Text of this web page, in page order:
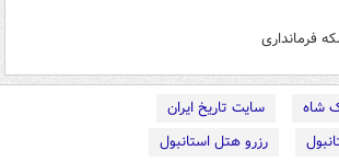
شاه
سایت تاریخ ایران
رزرو هتل استانبول